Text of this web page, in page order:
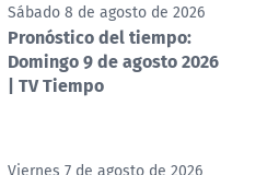
Sábado 8 de agosto de 2026
Pronóstico del tiempo:
Domingo 9 de agosto 2026
| TV Tiempo